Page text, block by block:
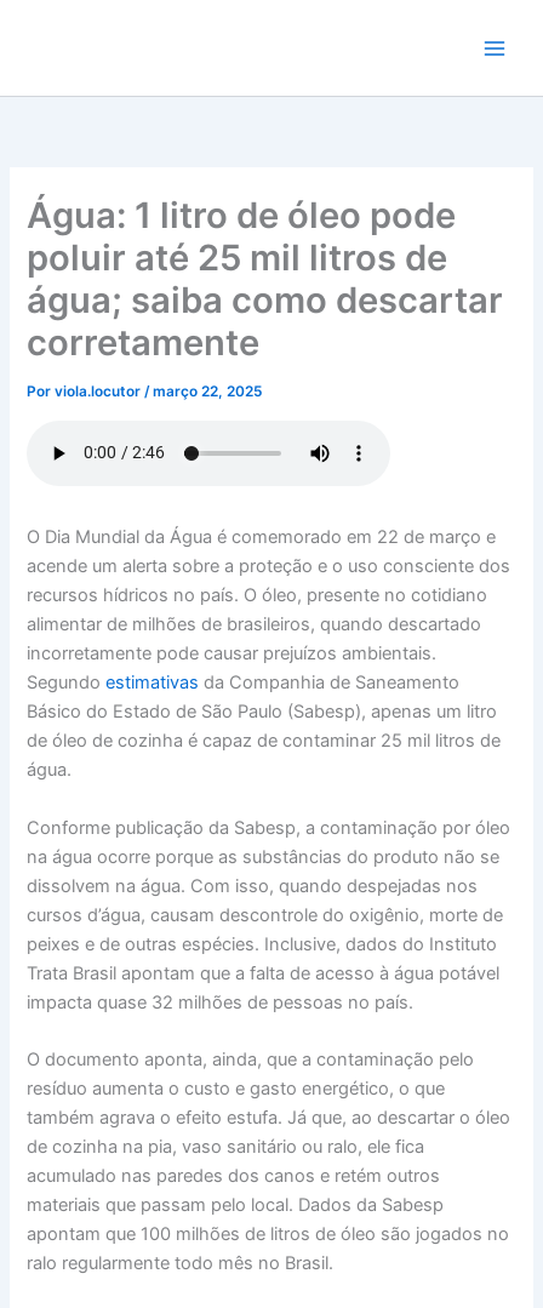
conteúdo
Água: 1 litro de óleo pode
poluir até 25 mil litros de
água; saiba como descartar
corretamente
Porviola.locutor/março 22, 2025
O Dia Mundial da Água é comemorado em 22 de março e
acende um alerta sobre a proteção e o uso consciente dos
recursos hídricos no país. O óleo, presente no cotidiano
alimentar de milhões de brasileiros, quando descartado
incorretamente pode causar prejuízos ambientais.
Segundoestimativas da Companhia de Saneamento
Básico do Estado de São Paulo (Sabesp), apenas um litro
de óleo de cozinha é capaz de contaminar 25 mil litros de
água.
Conforme publicação da Sabesp, a contaminação por óleo
na água ocorre porque as substâncias do produto não se
dissolvem na água. Com isso, quando despejadas nos
cursos d’água, causam descontrole do oxigênio, morte de
peixes e de outras espécies. Inclusive, dados do Instituto
Trata Brasil apontam que a falta de acesso à água potável
impacta quase 32 milhões de pessoas no país.
O documento aponta, ainda, que a contaminação pelo
resíduo aumenta o custo e gasto energético, o que
também agrava o efeito estufa. Já que, ao descartar o óleo
de cozinha na pia, vaso sanitário ou ralo, ele fica
acumulado nas paredes dos canos e retém outros
materiais que passam pelo local. Dados da Sabesp
apontam que 100 milhões de litros de óleo são jogados no
ralo regularmente todo mês no Brasil.